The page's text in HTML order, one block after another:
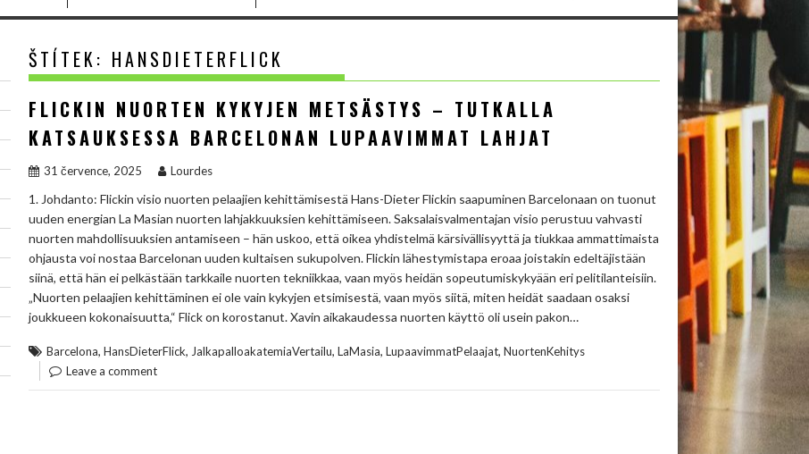
ŠTÍTEK: HANSDIETERFLICK
FLICKIN NUORTEN KYKYJEN METSÄSTYS – TUTKALLA
KATSAUKSESSA BARCELONAN LUPAAVIMMAT LAHJAT
31 července, 2025 Lourdes
1. Johdanto: Flickin visio nuorten pelaajien kehittämisestä Hans-Dieter Flickin saapuminen Barcelonaan on tuonut
uuden energian La Masian nuorten lahjakkuuksien kehittämiseen. Saksalaisvalmentajan visio perustuu vahvasti
nuorten mahdollisuuksien antamiseen – hän uskoo, että oikea yhdistelmä kärsivällisyyttä ja tiukkaa ammattimaista
ohjausta voi nostaa Barcelonan uuden kultaisen sukupolven. Flickin lähestymistapa eroaa joistakin edeltäjistään
siinä, että hän ei pelkästään tarkkaile nuorten tekniikkaa, vaan myös heidän sopeutumiskykyään eri pelitilanteisiin.
„Nuorten pelaajien kehittäminen ei ole vain kykyjen etsimisestä, vaan myös siitä, miten heidät saadaan osaksi
joukkueen kokonaisuutta,“ Flick on korostanut. Xavin aikakaudessa nuorten käyttö oli usein pakon…
Barcelona, HansDieterFlick, JalkapalloakatemiaVertailu, LaMasia, LupaavimmatPelaajat, NuortenKehitys
Leave a comment